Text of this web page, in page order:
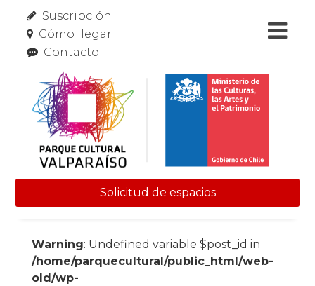
Suscripción
Cómo llegar
Contacto
Solicitud de espacios
Warning: Undefined variable $post_id in
/home/parquecultural/public_html/web-
old/wp-